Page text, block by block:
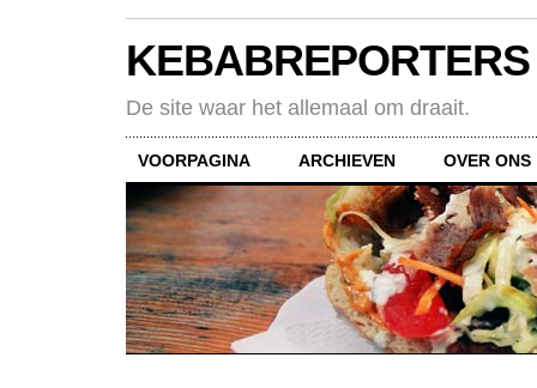
KEBABREPORTERS
De site waar het allemaal om draait.
VOORPAGINA ARCHIEVEN OVER ONS